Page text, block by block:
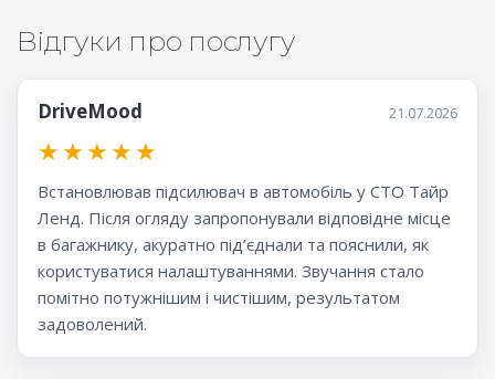
Відгуки про послугу
DriveMood 21.07.2026
★★★★★
Встановлював підсилювач в автомобіль у СТО Тайр
Ленд. Після огляду запропонували відповідне місце
в багажнику, акуратно під’єднали та пояснили, як
користуватися налаштуваннями. Звучання стало
помітно потужнішим і чистішим, результатом
задоволений.